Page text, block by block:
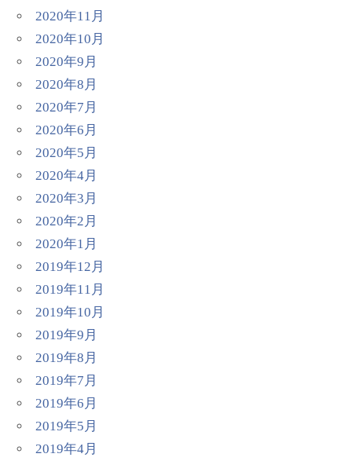
2020年11月
2020年10月
2020年9月
2020年8月
2020年7月
2020年6月
2020年5月
2020年4月
2020年3月
2020年2月
2020年1月
2019年12月
2019年11月
2019年10月
2019年9月
2019年8月
2019年7月
2019年6月
2019年5月
2019年4月